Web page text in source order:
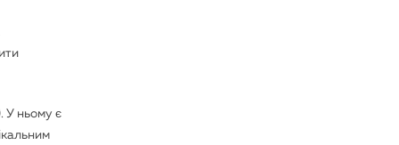
У ньому є